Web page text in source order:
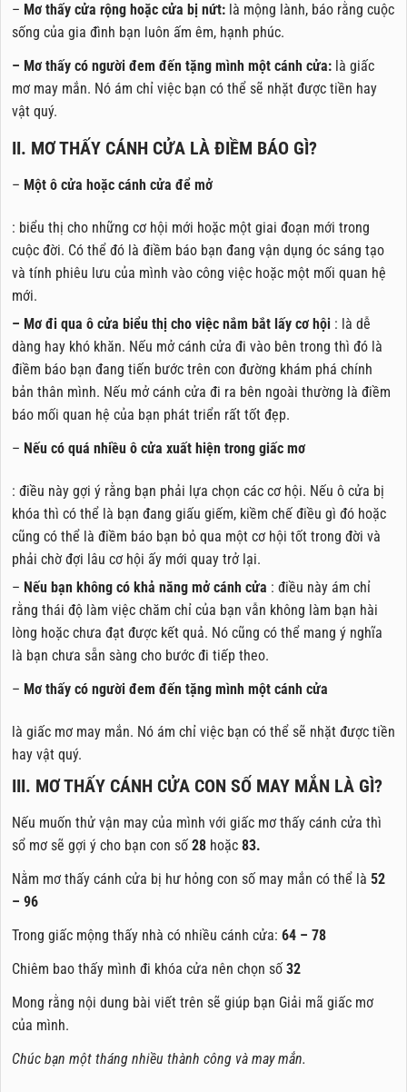
– Mơ thấy cửa rộng hoặc cửa bị nứt: là mộng lành, báo rằng cuộc
sống của gia đình bạn luôn ấm êm, hạnh phúc.
– Mơ thấy có người đem đến tặng mình một cánh cửa: là giấc
mơ may mắn. Nó ám chỉ việc bạn có thể sẽ nhặt được tiền hay
vật quý.
II. MƠ THẤY CÁNH CỬA LÀ ĐIỀM BÁO GÌ?
– Một ô cửa hoặc cánh cửa để mở
: biểu thị cho những cơ hội mới hoặc một giai đoạn mới trong
cuộc đời. Có thể đó là điềm báo bạn đang vận dụng óc sáng tạo
và tính phiêu lưu của mình vào công việc hoặc một mối quan hệ
mới.
– Mơ đi qua ô cửa biểu thị cho việc nắm bắt lấy cơ hội : là dễ
dàng hay khó khăn. Nếu mở cánh cửa đi vào bên trong thì đó là
điềm báo bạn đang tiến bước trên con đường khám phá chính
bản thân mình. Nếu mở cánh cửa đi ra bên ngoài thường là điềm
báo mối quan hệ của bạn phát triển rất tốt đẹp.
– Nếu có quá nhiều ô cửa xuất hiện trong giấc mơ
: điều này gợi ý rằng bạn phải lựa chọn các cơ hội. Nếu ô cửa bị
khóa thì có thể là bạn đang giấu giếm, kiềm chế điều gì đó hoặc
cũng có thể là điềm báo bạn bỏ qua một cơ hội tốt trong đời và
phải chờ đợi lâu cơ hội ấy mới quay trở lại.
– Nếu bạn không có khả năng mở cánh cửa : điều này ám chỉ
rằng thái độ làm việc chăm chỉ của bạn vẫn không làm bạn hài
lòng hoặc chưa đạt được kết quả. Nó cũng có thể mang ý nghĩa
là bạn chưa sẵn sàng cho bước đi tiếp theo.
– Mơ thấy có người đem đến tặng mình một cánh cửa
là giấc mơ may mắn. Nó ám chỉ việc bạn có thể sẽ nhặt được tiền
hay vật quý.
III. MƠ THẤY CÁNH CỬA CON SỐ MAY MẮN LÀ GÌ?
Nếu muốn thử vận may của mình với giấc mơ thấy cánh cửa thì
sổ mơ sẽ gợi ý cho bạn con số 28 hoặc 83.
Nằm mơ thấy cánh cửa bị hư hỏng con số may mắn có thể là 52
– 96
Trong giấc mộng thấy nhà có nhiều cánh cửa: 64 – 78
Chiêm bao thấy mình đi khóa cửa nên chọn số 32
Mong rằng nội dung bài viết trên sẽ giúp bạn Giải mã giấc mơ
của mình.
Chúc bạn một tháng nhiều thành công và may mắn.